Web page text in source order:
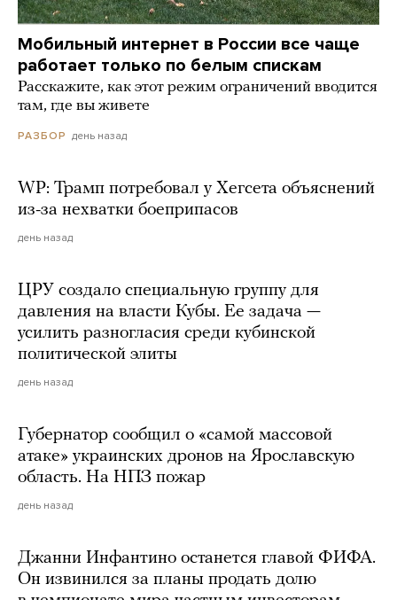
Мобильный интернет в России все чаще
работает только по белым спискам
Расскажите, как этот режим ограничений вводится
там, где вы живете
РАЗБОР день назад
WP: Трамп потребовал у Хегсета объяснений
из-за нехватки боеприпасов
день назад
ЦРУ создало специальную группу для
давления на власти Кубы. Ее задача —
усилить разногласия среди кубинской
политической элиты
день назад
Губернатор сообщил о «самой массовой
атаке» украинских дронов на Ярославскую
область. На НПЗ пожар
день назад
Джанни Инфантино останется главой ФИФА.
Он извинился за планы продать долю